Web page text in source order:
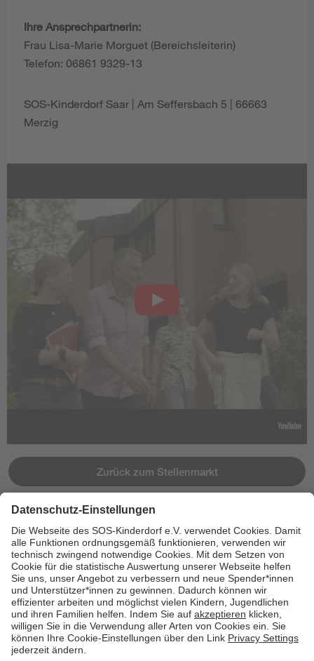
Ihre Ansprechpartnerin:
Frau Lisa-Marie Morguet (Bereichsleiterin)
Telefon: 06861 9329-13
SOS-Kinderdorf Saar | Am Seffersbach 5 | 66663
Merzig
Zurück zum Stellenmarkt
Jetzt bewerben